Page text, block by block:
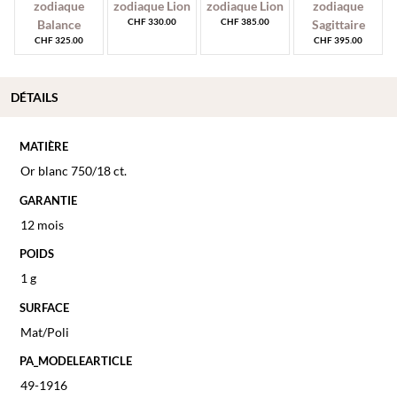
CHF325.00
CHF330.00 CHF385.00
CHF395.00
MATIÈRE
Or blanc 750/18 ct.
GARANTIE
12 mois
POIDS
1 g
SURFACE
Mat/Poli
PA_MODELEARTICLE
49-1916
DÉTAILS